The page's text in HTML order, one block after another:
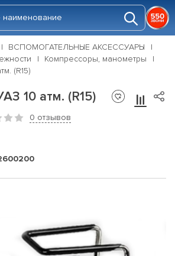
ВСПОМОГАТЕЛЬНЫЕ АКСЕССУАРЫ
Компрессоры, манометры
(R15)
10 атм. (R15)
0 отзывов